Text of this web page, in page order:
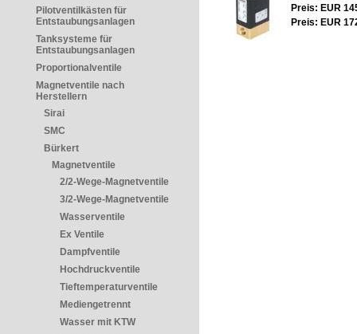
Pilotventilkästen für
Entstaubungsanlagen
Tanksysteme für
Entstaubungsanlagen
Proportionalventile
Magnetventile nach
Herstellern
Sirai
SMC
Bürkert
Magnetventile
2/2-Wege-Magnetventile
3/2-Wege-Magnetventile
Wasserventile
Ex Ventile
Dampfventile
Hochdruckventile
Tieftemperaturventile
Mediengetrennt
Wasser mit KTW
Preis: EUR
Preis: EUR